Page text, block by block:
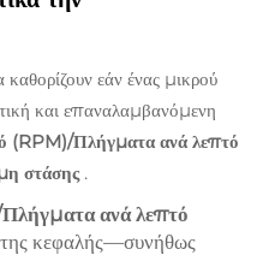
εάν ένας μικρού
και επαναλαμβανόμενη
(RPM)/Πλήγματα ανά λεπτό
στάσης .
ανά λεπτό
κεφαλής—συνήθως